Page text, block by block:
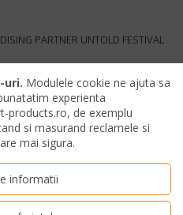
PARTNER UNTOLD FESTIVAL
uri. Modulele cookie ne ajuta sa
experienta
products.ro, de exemplu
si masurand reclamele si
mai sigura.
informatii